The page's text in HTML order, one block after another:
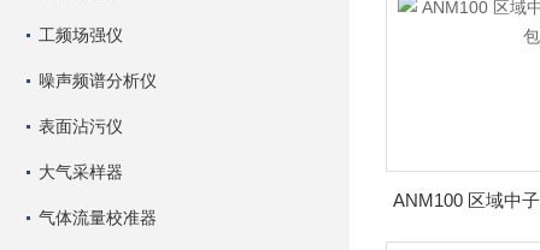
工频场强仪
噪声频谱分析仪
表面沾污仪
大气采样器
气体流量校准器